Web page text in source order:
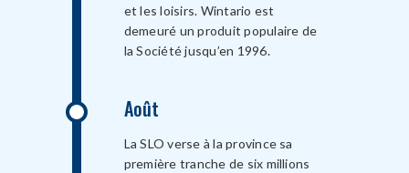
et les loisirs. Wintario est
demeuré un produit populaire de
la Société jusqu’en 1996.
Août
La SLO verse à la province sa
première tranche de six millions